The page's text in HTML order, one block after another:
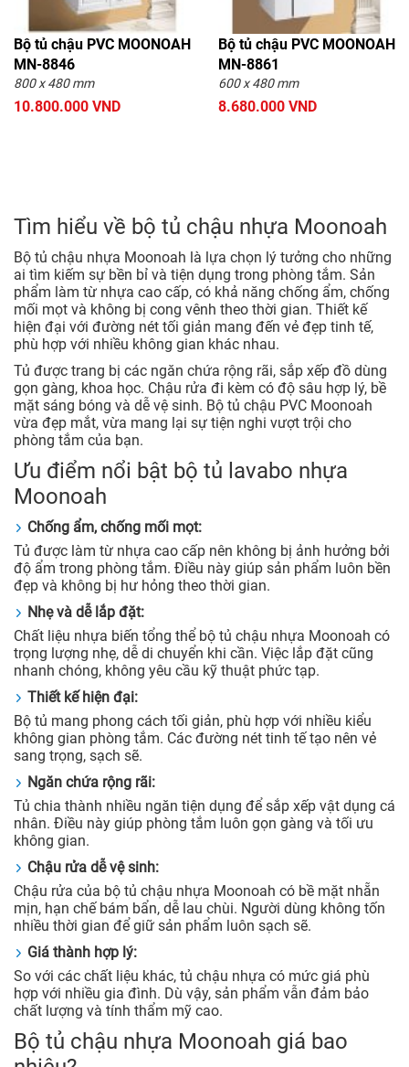
Bộ tủ chậu PVC MOONOAH
MN-8846
800 x 480 mm
10.800.000 VND
Bộ tủ chậu PVC MOONOAH
MN-8861
600 x 480 mm
8.680.000 VND
Tìm hiểu về bộ tủ chậu nhựa Moonoah
Bộ tủ chậu nhựa Moonoah là lựa chọn lý tưởng cho những
ai tìm kiếm sự bền bỉ và tiện dụng trong phòng tắm. Sản
phẩm làm từ nhựa cao cấp, có khả năng chống ẩm, chống
mối mọt và không bị cong vênh theo thời gian. Thiết kế
hiện đại với đường nét tối giản mang đến vẻ đẹp tinh tế,
phù hợp với nhiều không gian khác nhau.
Tủ được trang bị các ngăn chứa rộng rãi, sắp xếp đồ dùng
gọn gàng, khoa học. Chậu rửa đi kèm có độ sâu hợp lý, bề
mặt sáng bóng và dễ vệ sinh. Bộ tủ chậu PVC Moonoah
vừa đẹp mắt, vừa mang lại sự tiện nghi vượt trội cho
phòng tắm của bạn.
Ưu điểm nổi bật bộ tủ lavabo nhựa
Moonoah
Chống ẩm, chống mối mọt:
Tủ được làm từ nhựa cao cấp nên không bị ảnh hưởng bởi
độ ẩm trong phòng tắm. Điều này giúp sản phẩm luôn bền
đẹp và không bị hư hỏng theo thời gian.
Nhẹ và dễ lắp đặt:
Chất liệu nhựa biến tổng thể bộ tủ chậu nhựa Moonoah có
trọng lượng nhẹ, dễ di chuyển khi cần. Việc lắp đặt cũng
nhanh chóng, không yêu cầu kỹ thuật phức tạp.
Thiết kế hiện đại:
Bộ tủ mang phong cách tối giản, phù hợp với nhiều kiểu
không gian phòng tắm. Các đường nét tinh tế tạo nên vẻ
sang trọng, sạch sẽ.
Ngăn chứa rộng rãi:
Tủ chia thành nhiều ngăn tiện dụng để sắp xếp vật dụng cá
nhân. Điều này giúp phòng tắm luôn gọn gàng và tối ưu
không gian.
Chậu rửa dễ vệ sinh:
Chậu rửa của bộ tủ chậu nhựa Moonoah có bề mặt nhẵn
mịn, hạn chế bám bẩn, dễ lau chùi. Người dùng không tốn
nhiều thời gian để giữ sản phẩm luôn sạch sẽ.
Giá thành hợp lý:
So với các chất liệu khác, tủ chậu nhựa có mức giá phù
hợp với nhiều gia đình. Dù vậy, sản phẩm vẫn đảm bảo
chất lượng và tính thẩm mỹ cao.
Bộ tủ chậu nhựa Moonoah giá bao